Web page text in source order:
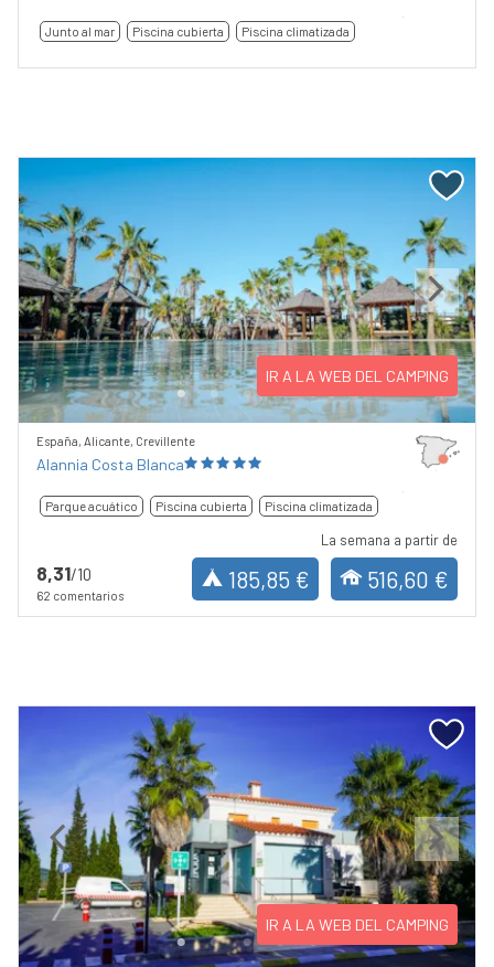
Junto al mar Piscina cubierta Piscina climatizada
Previous Next
IR A LA WEB DEL CAMPING
España, Alicante, Crevillente
Alannia Costa Blanca
Parque acuático Piscina cubierta Piscina climatizada
8,31/10
62 comentarios
La semana a partir de
185,85 € 516,60 €
Previous Next
IR A LA WEB DEL CAMPING